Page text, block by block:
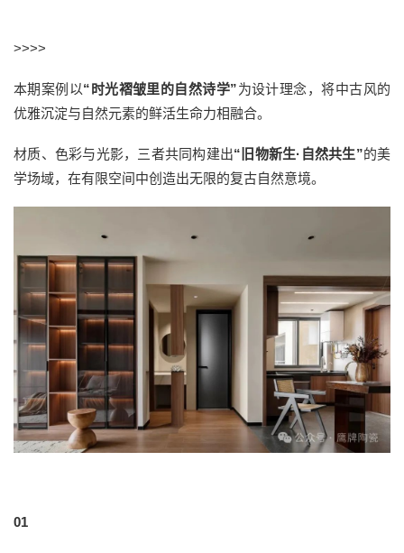
>>>>
本期案例以“时光褶皱里的自然诗学”为设计理念，将中古风的
优雅沉淀与自然元素的鲜活生命力相融合。
材质、色彩与光影，三者共同构建出“旧物新生·自然共生”的美
学场域，在有限空间中创造出无限的复古自然意境。
01